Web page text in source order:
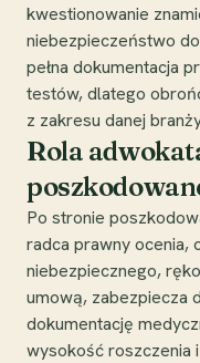
kwestionowanie
niebezpieczeństwo
pełna dokumentacja
testów, dlatego
z zakresu danej
Rola
Po stronie
radca prawny ocenia,
niebezpiecznego,
umową, zabezpiecza
dokumentację
wysokość roszczenia